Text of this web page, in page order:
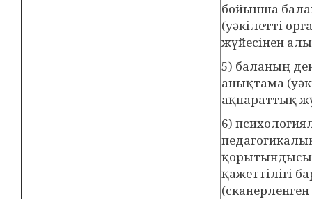
бойынша
(уәкілетті
жүйесінен
5) баланың
анықтама
ақпараттық
6)
қорытындысы
қажеттілігі